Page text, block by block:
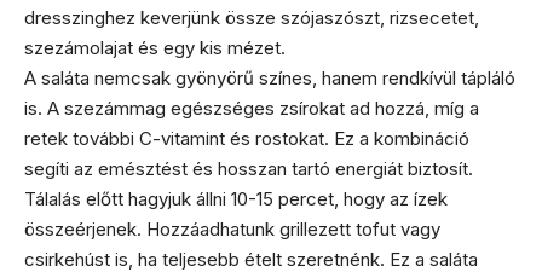
dresszinghez keverjünk össze szójaszószt, rizsecetet,
szezámolajat és egy kis mézet.
A saláta nemcsak gyönyörű színes, hanem rendkívül tápláló
is. A szezámmag egészséges zsírokat ad hozzá, míg a
retek további C-vitamint és rostokat. Ez a kombináció
segíti az emésztést és hosszan tartó energiát biztosít.
Tálalás előtt hagyjuk állni 10-15 percet, hogy az ízek
összeérjenek. Hozzáadhatunk grillezett tofut vagy
csirkehúst is, ha teljesebb ételt szeretnénk. Ez a saláta